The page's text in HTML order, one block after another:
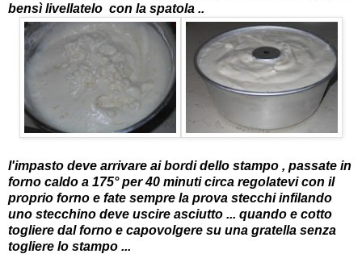
bensì livellatelo con la spatola ..
l'impasto deve arrivare ai bordi dello stampo , passate in
forno caldo a 175° per 40 minuti circa regolatevi con il
proprio forno e fate sempre la prova stecchi infilando
uno stecchino deve uscire asciutto ... quando e cotto
togliere dal forno e capovolgere su una gratella senza
togliere lo stampo ...